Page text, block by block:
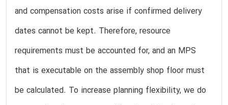
and compensation costs arise if confirmed delivery
dates cannot be kept. Therefore, resource
requirements must be accounted for, and an MPS
that is executable on the assembly shop floor must
be calculated. To increase planning flexibility, we do